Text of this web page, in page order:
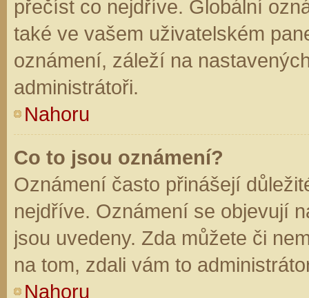
přečíst co nejdříve. Globální
také ve vašem uživatelském
oznámení, záleží na
administrátoři.
Nahoru
Co to jsou oznámení?
Oznámení často přinášejí
nejdříve. Oznámení se objevují
jsou uvedeny. Zda můžete či
na tom, zdali vám to
Nahoru